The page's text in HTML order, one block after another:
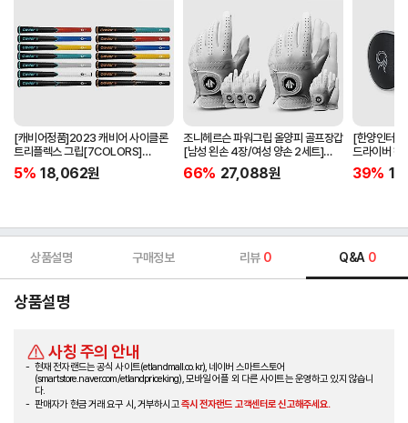
[캐비어정품]2023 캐비어 사이클론
트리플렉스 그립[7COLORS]
[라운드][39g/42g/46g/50g]
[R/S 토크]
5% 18,062원
조니헤르슨 파워그립 올양피 골프장갑
[남성 왼손 4장/여성 양손 2세트]
[화이트][케이스포함]
66% 27,088원
[한양인터
드라이버 헤
[HD-302]
39%
상품설명 구매정보 리뷰 0 Q&A 0
상품설명
사칭 주의 안내
현재 전자랜드는 공식 사이트(etlandmall.co.kr), 네이버 스마트스토어
(smartstore.naver.com/etlandpriceking), 모바일 어플 외 다른 사이트는 운영하고 있지 않습니
다.
판매자가 현금 거래 요구 시, 거부하시고즉시 전자랜드 고객센터로 신고해주세요.